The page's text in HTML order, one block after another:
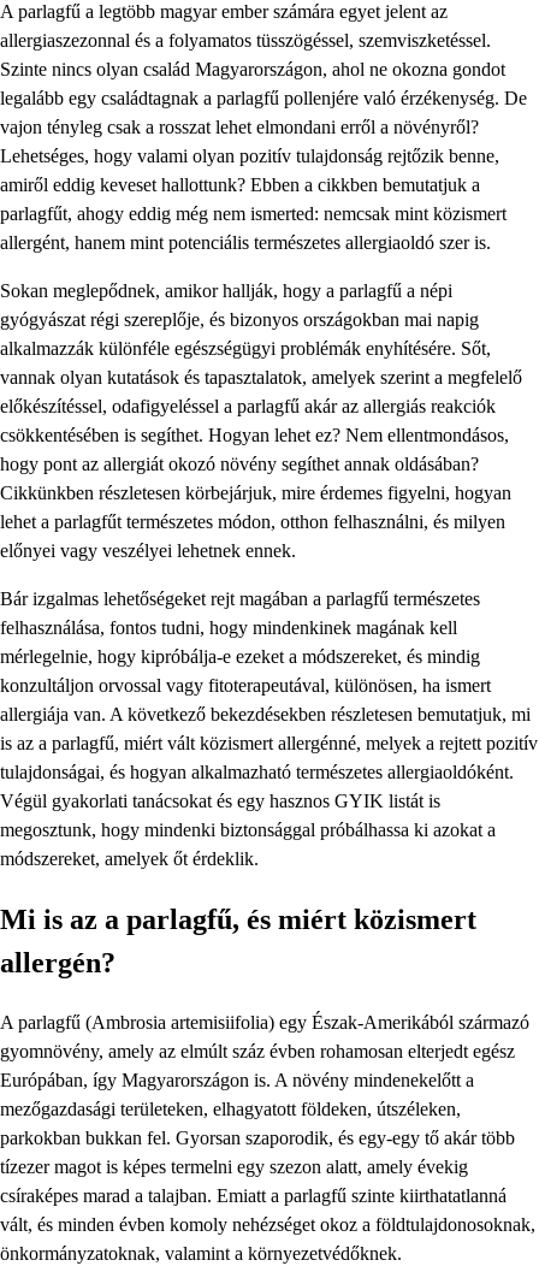
A parlagfű a legtöbb magyar ember számára egyet jelent az
allergiaszezonnal és a folyamatos tüsszögéssel, szemviszketéssel.
Szinte nincs olyan család Magyarországon, ahol ne okozna gondot
legalább egy családtagnak a parlagfű pollenjére való érzékenység. De
vajon tényleg csak a rosszat lehet elmondani erről a növényről?
Lehetséges, hogy valami olyan pozitív tulajdonság rejtőzik benne,
amiről eddig keveset hallottunk? Ebben a cikkben bemutatjuk a
parlagfűt, ahogy eddig még nem ismerted: nemcsak mint közismert
allergént, hanem mint potenciális természetes allergiaoldó szer is.
Sokan meglepődnek, amikor hallják, hogy a parlagfű a népi
gyógyászat régi szereplője, és bizonyos országokban mai napig
alkalmazzák különféle egészségügyi problémák enyhítésére. Sőt,
vannak olyan kutatások és tapasztalatok, amelyek szerint a megfelelő
előkészítéssel, odafigyeléssel a parlagfű akár az allergiás reakciók
csökkentésében is segíthet. Hogyan lehet ez? Nem ellentmondásos,
hogy pont az allergiát okozó növény segíthet annak oldásában?
Cikkünkben részletesen körbejárjuk, mire érdemes figyelni, hogyan
lehet a parlagfűt természetes módon, otthon felhasználni, és milyen
előnyei vagy veszélyei lehetnek ennek.
Bár izgalmas lehetőségeket rejt magában a parlagfű természetes
felhasználása, fontos tudni, hogy mindenkinek magának kell
mérlegelnie, hogy kipróbálja-e ezeket a módszereket, és mindig
konzultáljon orvossal vagy fitoterapeutával, különösen, ha ismert
allergiája van. A következő bekezdésekben részletesen bemutatjuk, mi
is az a parlagfű, miért vált közismert allergénné, melyek a rejtett pozitív
tulajdonságai, és hogyan alkalmazható természetes allergiaoldóként.
Végül gyakorlati tanácsokat és egy hasznos GYIK listát is
megosztunk, hogy mindenki biztonsággal próbálhassa ki azokat a
módszereket, amelyek őt érdeklik.
Mi is az a parlagfű, és miért közismert
allergén?
A parlagfű (Ambrosia artemisiifolia) egy Észak-Amerikából származó
gyomnövény, amely az elmúlt száz évben rohamosan elterjedt egész
Európában, így Magyarországon is. A növény mindenekelőtt a
mezőgazdasági területeken, elhagyatott földeken, útszéleken,
parkokban bukkan fel. Gyorsan szaporodik, és egy-egy tő akár több
tízezer magot is képes termelni egy szezon alatt, amely évekig
csíraképes marad a talajban. Emiatt a parlagfű szinte kiirthatatlanná
vált, és minden évben komoly nehézséget okoz a földtulajdonosoknak,
önkormányzatoknak, valamint a környezetvédőknek.